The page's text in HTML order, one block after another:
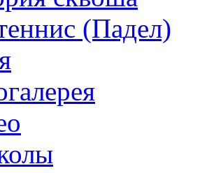
(Падел)